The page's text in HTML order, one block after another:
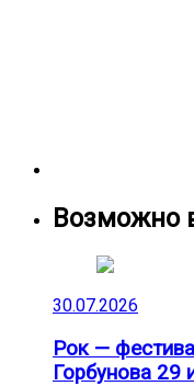
Возможно
30.07.2026
Рок —
Горбунова 29